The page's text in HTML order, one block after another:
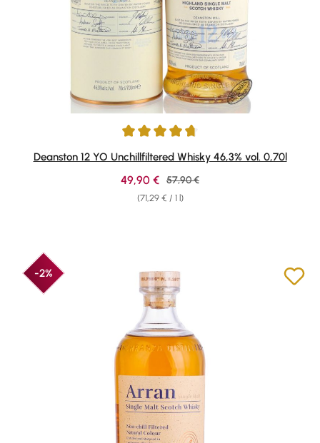
Average rating of 4.87 out of 5 stars
Deanston 12 YO Unchillfiltered Whisky 46,3% vol. 0,70l
(71,29 € / 1 l)
Sale price:
49,90 € Regular price:
57,90 €
-2%